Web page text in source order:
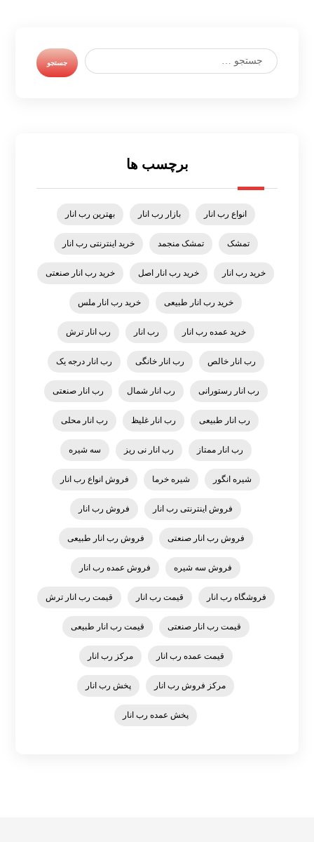
برچسب ها
انواع رب انار بازار رب انار بهترین رب انار
تمشک تمشک منجمد خرید اینترنتی رب انار
خرید رب انار خرید رب انار اصل خرید رب انار صنعتی
خرید رب انار طبیعی خرید رب انار ملس
خرید عمده رب انار رب انار رب انار ترش
رب انار خالص رب انار خانگی رب انار درجه یک
رب انار رستورانی رب انار شمال رب انار صنعتی
رب انار طبیعی رب انار غلیظ رب انار محلی
رب انار ممتاز رب انار نی ریز سه شیره
شیره انگور شیره خرما فروش انواع رب انار
فروش اینترنتی رب انار فروش رب انار
فروش رب انار صنعتی فروش رب انار طبیعی
فروش سه شیره فروش عمده رب انار
فروشگاه رب انار قیمت رب انار قیمت رب انار ترش
قیمت رب انار صنعتی قیمت رب انار طبیعی
قیمت عمده رب انار مرکز رب انار
مرکز فروش رب انار پخش رب انار
پخش عمده رب انار